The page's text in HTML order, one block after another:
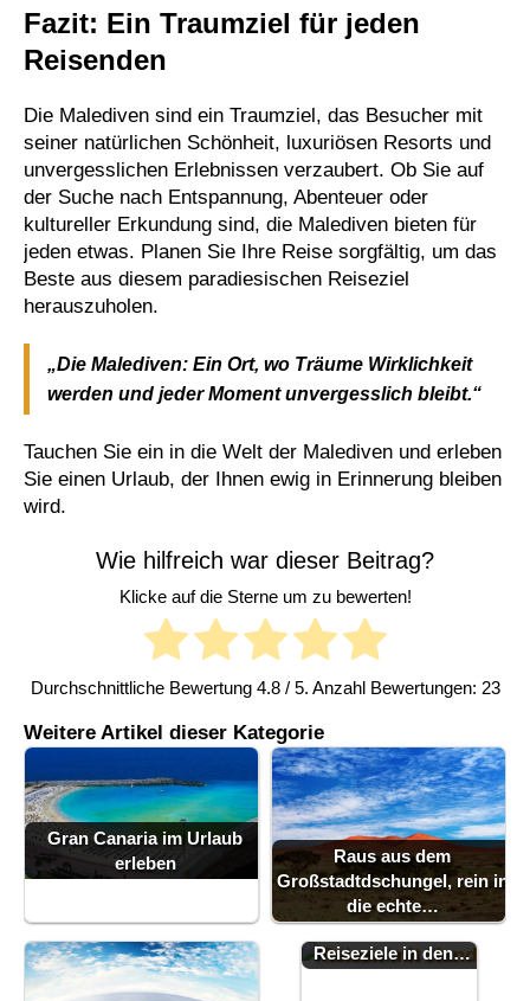
Fazit: Ein Traumziel für jeden
Reisenden
Die Malediven sind ein Traumziel, das Besucher mit
seiner natürlichen Schönheit, luxuriösen Resorts und
unvergesslichen Erlebnissen verzaubert. Ob Sie auf
der Suche nach Entspannung, Abenteuer oder
kultureller Erkundung sind, die Malediven bieten für
jeden etwas. Planen Sie Ihre Reise sorgfältig, um das
Beste aus diesem paradiesischen Reiseziel
herauszuholen.
„Die Malediven: Ein Ort, wo Träume Wirklichkeit
werden und jeder Moment unvergesslich bleibt.“
Tauchen Sie ein in die Welt der Malediven und erleben
Sie einen Urlaub, der Ihnen ewig in Erinnerung bleiben
wird.
Wie hilfreich war dieser Beitrag?
Klicke auf die Sterne um zu bewerten!
Durchschnittliche Bewertung 4.8/ 5. Anzahl Bewertungen: 23
Weitere Artikel dieser Kategorie
Gran Canaria im Urlaub
erleben
Raus aus dem
Großstadtdschungel, rein in
die echte…
Die 5
tierfreundlichsten
Reiseziele in den…